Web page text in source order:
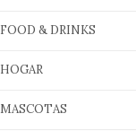
FOOD & DRINKS
HOGAR
MASCOTAS